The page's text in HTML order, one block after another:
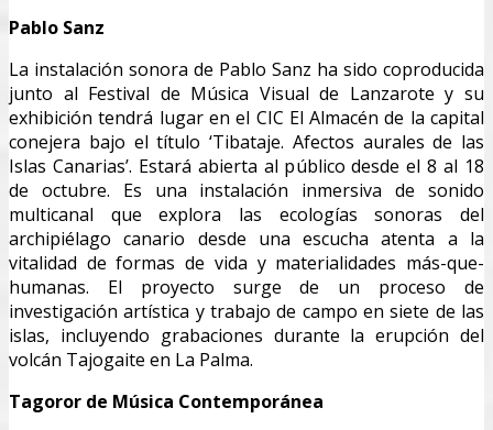
Pablo Sanz
La instalación sonora de Pablo Sanz ha sido coproducida
junto al Festival de Música Visual de Lanzarote y su
exhibición tendrá lugar en el CIC El Almacén de la capital
conejera bajo el título ‘Tibataje. Afectos aurales de las
Islas Canarias’. Estará abierta al público desde el 8 al 18
de octubre. Es una instalación inmersiva de sonido
multicanal que explora las ecologías sonoras del
archipiélago canario desde una escucha atenta a la
vitalidad de formas de vida y materialidades más-que-
humanas. El proyecto surge de un proceso de
investigación artística y trabajo de campo en siete de las
islas, incluyendo grabaciones durante la erupción del
volcán Tajogaite en La Palma.
Tagoror de Música Contemporánea